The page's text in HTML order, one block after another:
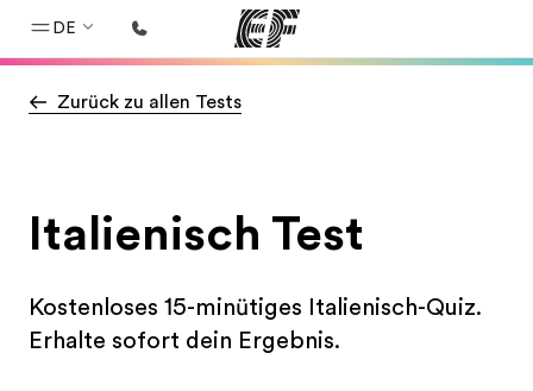
DE
Home
Alle Programme ansehen
Zurück zu allen Tests
Italienisch Test
Kostenloses 15-minütiges Italienisch-Quiz.
Erhalte sofort dein Ergebnis.